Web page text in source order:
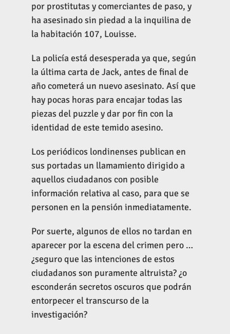
por prostitutas y comerciantes de paso, y
ha asesinado sin piedad a la inquilina de
la habitación 107, Louisse.
La policía está desesperada ya que, según
la última carta de Jack, antes de final de
año cometerá un nuevo asesinato. Así que
hay pocas horas para encajar todas las
piezas del puzzle y dar por fin con la
identidad de este temido asesino.
Los periódicos londinenses publican en
sus portadas un llamamiento dirigido a
aquellos ciudadanos con posible
información relativa al caso, para que se
personen en la pensión inmediatamente.
Por suerte, algunos de ellos no tardan en
aparecer por la escena del crimen pero …
¿seguro que las intenciones de estos
ciudadanos son puramente altruista? ¿o
esconderán secretos oscuros que podrán
entorpecer el transcurso de la
investigación?